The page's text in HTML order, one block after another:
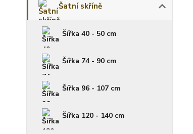
Šatní skříně
Šířka 40 - 50 cm
Šířka 74 - 90 cm
Šířka 96 - 107 cm
Šířka 120 - 140 cm